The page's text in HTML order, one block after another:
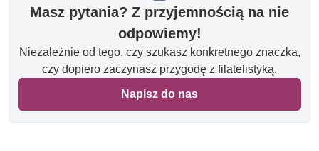
Masz pytania? Z przyjemnością na nie
odpowiemy!
Niezależnie od tego, czy szukasz konkretnego znaczka,
czy dopiero zaczynasz przygodę z filatelistyką.
Napisz do nas